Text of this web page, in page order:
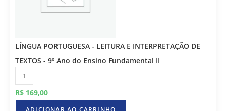
LÍNGUA PORTUGUESA - LEITURA E INTERPRETAÇÃO DE
TEXTOS - 9º Ano do Ensino Fundamental II
R$ 169,00